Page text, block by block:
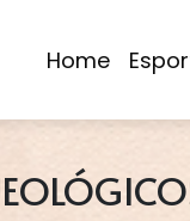
Home